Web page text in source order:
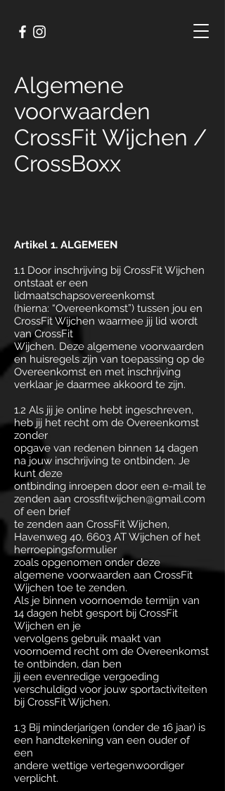
Algemene
voorwaarden
CrossFit Wijchen /
CrossBoxx
Artikel 1. ALGEMEEN
1.1 Door inschrijving bij CrossFit Wijchen
ontstaat er een
lidmaatschapsovereenkomst
(hierna: “Overeenkomst”) tussen jou en
CrossFit Wijchen waarmee jij lid wordt
van CrossFit
Wijchen. Deze algemene voorwaarden
en huisregels zijn van toepassing op de
Overeenkomst en met inschrijving
verklaar je daarmee akkoord te zijn.
1.2 Als jij je online hebt ingeschreven,
heb jij het recht om de Overeenkomst
zonder
opgave van redenen binnen 14 dagen
na jouw inschrijving te ontbinden. Je
kunt deze
ontbinding inroepen door een e-mail te
zenden aan crossfitwijchen@gmail.com
of een brief
te zenden aan CrossFit Wijchen,
Havenweg 40, 6603 AT Wijchen of het
herroepingsformulier
zoals opgenomen onder deze
algemene voorwaarden aan CrossFit
Wijchen toe te zenden.
Als je binnen voornoemde termijn van
14 dagen hebt gesport bij CrossFit
Wijchen en je
vervolgens gebruik maakt van
voornoemd recht om de Overeenkomst
te ontbinden, dan ben
jij een evenredige vergoeding
verschuldigd voor jouw sportactiviteiten
bij CrossFit Wijchen.
1.3 Bij minderjarigen (onder de 16 jaar) is
een handtekening van een ouder of
een
andere wettige vertegenwoordiger
verplicht.